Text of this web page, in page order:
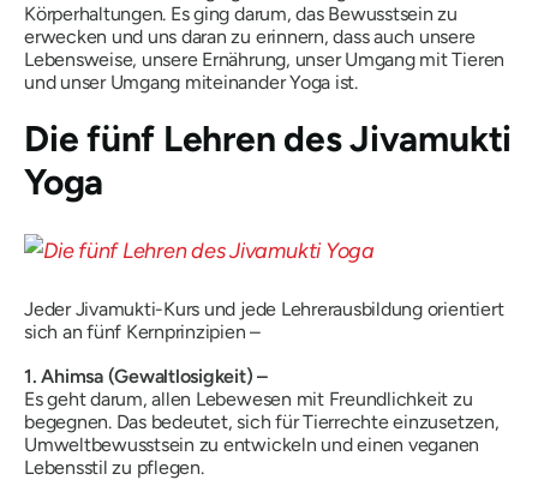
Körperhaltungen. Es ging darum, das Bewusstsein zu
erwecken und uns daran zu erinnern, dass auch unsere
Lebensweise, unsere Ernährung, unser Umgang mit Tieren
und unser Umgang miteinander Yoga ist.
Die fünf Lehren des Jivamukti
Yoga
Jeder Jivamukti-Kurs und jede Lehrerausbildung orientiert
sich an fünf Kernprinzipien –
1. Ahimsa (Gewaltlosigkeit) –
Es geht darum, allen Lebewesen mit Freundlichkeit zu
begegnen. Das bedeutet, sich für Tierrechte einzusetzen,
Umweltbewusstsein zu entwickeln und einen veganen
Lebensstil zu pflegen.